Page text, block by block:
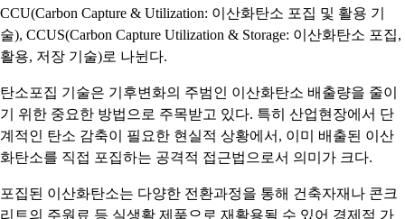
CCU(Carbon Capture & Utilization: 이산화탄소 포집 및 활용 기
술), CCUS(Carbon Capture Utilization & Storage: 이산화탄소 포집,
활용, 저장 기술)로 나뉜다.
탄소포집 기술은 기후변화의 주범인 이산화탄소 배출량을 줄이
기 위한 중요한 방법으로 주목받고 있다. 특히 산업현장에서 단
계적인 탄소 감축이 필요한 현실적 상황에서, 이미 배출된 이산
화탄소를 직접 포집하는 공격적 접근법으로서 의미가 크다.
포집된 이산화탄소는 다양한 전환과정을 통해 건축자재나 콘크
리트의 주원료 등 실생활 제품으로 재활용될 수 있어 경제적 가